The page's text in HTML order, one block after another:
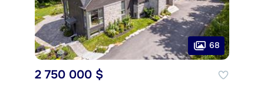
68
2 750 000 $